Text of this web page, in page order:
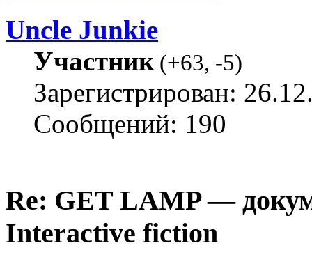
Uncle Junkie
Участник(+63, -5)
Зарегистрирован:
Сообщений: 190
Re: GET LAMP —
Interactive fiction